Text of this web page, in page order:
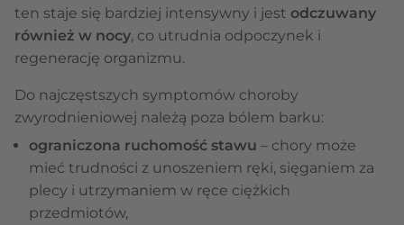
ten staje się bardziej intensywny i jest odczuwany
również w nocy, co utrudnia odpoczynek i
regenerację organizmu.
Do najczęstszych symptomów choroby
zwyrodnieniowej należą poza bólem barku:
ograniczona ruchomość stawu – chory może
mieć trudności z unoszeniem ręki, sięganiem za
plecy i utrzymaniem w ręce ciężkich
przedmiotów,